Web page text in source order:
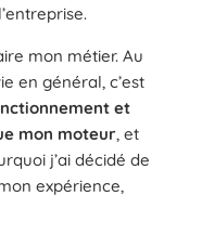
mon métier. Au
en général, c’est
et
mon moteur, et
j’ai décidé de
expérience,